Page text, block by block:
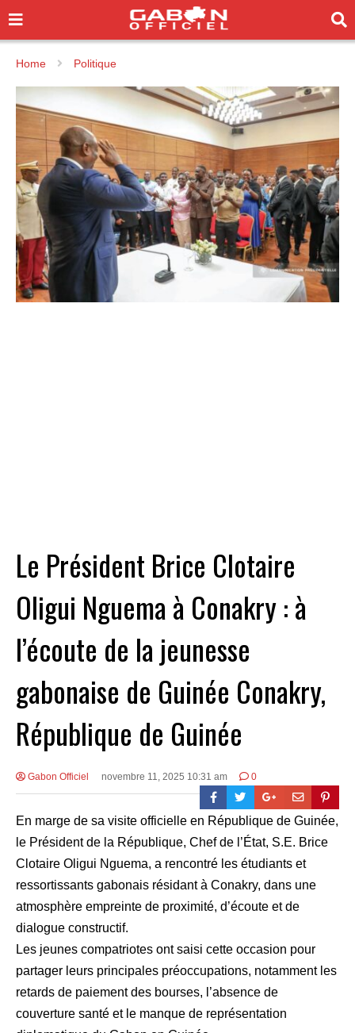
Home Politique
Le Président Brice Clotaire
Oligui Nguema à Conakry : à
l’écoute de la jeunesse
gabonaise de Guinée Conakry,
République de Guinée
Gabon Officiel novembre 11, 2025 10:31 am 0
En marge de sa visite officielle en République de Guinée,
le Président de la République, Chef de l’État, S.E. Brice
Clotaire Oligui Nguema, a rencontré les étudiants et
ressortissants gabonais résidant à Conakry, dans une
atmosphère empreinte de proximité, d’écoute et de
dialogue constructif.
Les jeunes compatriotes ont saisi cette occasion pour
partager leurs principales préoccupations, notamment les
retards de paiement des bourses, l’absence de
couverture santé et le manque de représentation